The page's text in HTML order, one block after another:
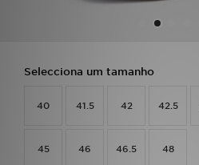
Selecciona um tamanho
40 41.5 42 42.5
45 46 46.5 48